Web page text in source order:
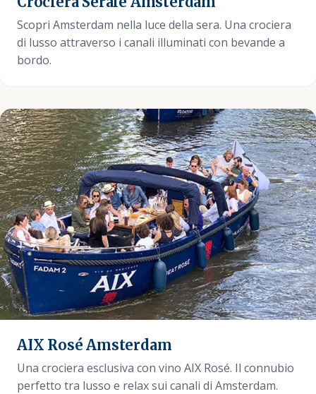
Scopri Amsterdam nella luce della sera. Una crociera
di lusso attraverso i canali illuminati con bevande a
bordo.
AIX Rosé Amsterdam
Una crociera esclusiva con vino AIX Rosé. Il connubio
perfetto tra lusso e relax sui canali di Amsterdam.